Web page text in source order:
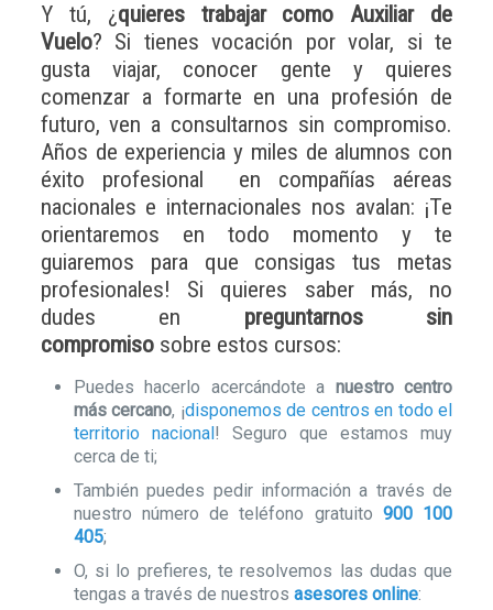
Y tú, ¿quieres trabajar como Auxiliar de
Vuelo? Si tienes vocación por volar, si te
gusta viajar, conocer gente y quieres
comenzar a formarte en una profesión de
futuro, ven a consultarnos sin compromiso.
Años de experiencia y miles de alumnos con
éxito profesional en compañías aéreas
nacionales e internacionales nos avalan: ¡Te
orientaremos en todo momento y te
guiaremos para que consigas tus metas
profesionales! Si quieres saber más, no
dudes en preguntarnos sin
compromiso sobre estos cursos:
Puedes hacerlo acercándote a nuestro centro
más cercano, ¡disponemos de centros en todo el
territorio nacional! Seguro que estamos muy
cerca de ti;
También puedes pedir información a través de
nuestro número de teléfono gratuito 900 100
405;
O, si lo prefieres, te resolvemos las dudas que
tengas a través de nuestros asesores online: